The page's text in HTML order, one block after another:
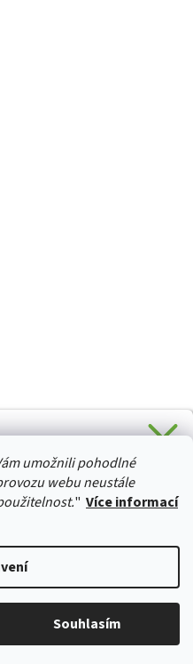
umožnili pohodlné
webu neustále
" Více informací
Souhlasím
práva vyhrazena.Upravit
z našeho obchodu a je
:)
přihlásit
osobních údajů